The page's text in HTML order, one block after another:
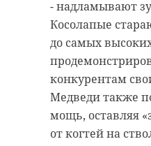
- надламывают
Косолапые
до самых
конкурентам
Медведи также
мощь, оставляя
от когтей на
400
рублей с
В 2026 году
Ленинградской
содержание
400 миллионов
радовали
-